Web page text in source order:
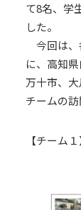
て8名、学
した。
今回は、
に、高知
万十市、
チームの
【チーム１